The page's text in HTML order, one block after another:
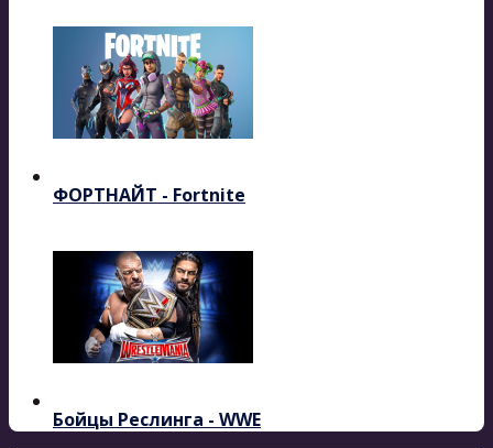
ФОРТНАЙТ - Fortnite
Бойцы Реслинга - WWE